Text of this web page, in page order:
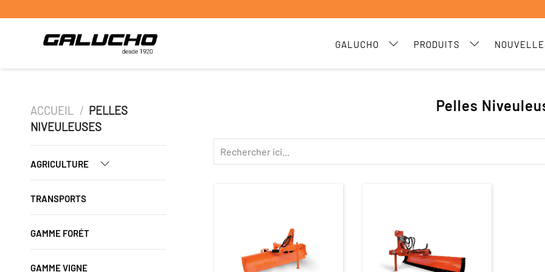
GALUCHO PRODUITS
ACCUEIL / PELLES
NIVEULEUSES
AGRICULTURE
TRANSPORTS
GAMME FORÉT
GAMME VIGNE
Pelles